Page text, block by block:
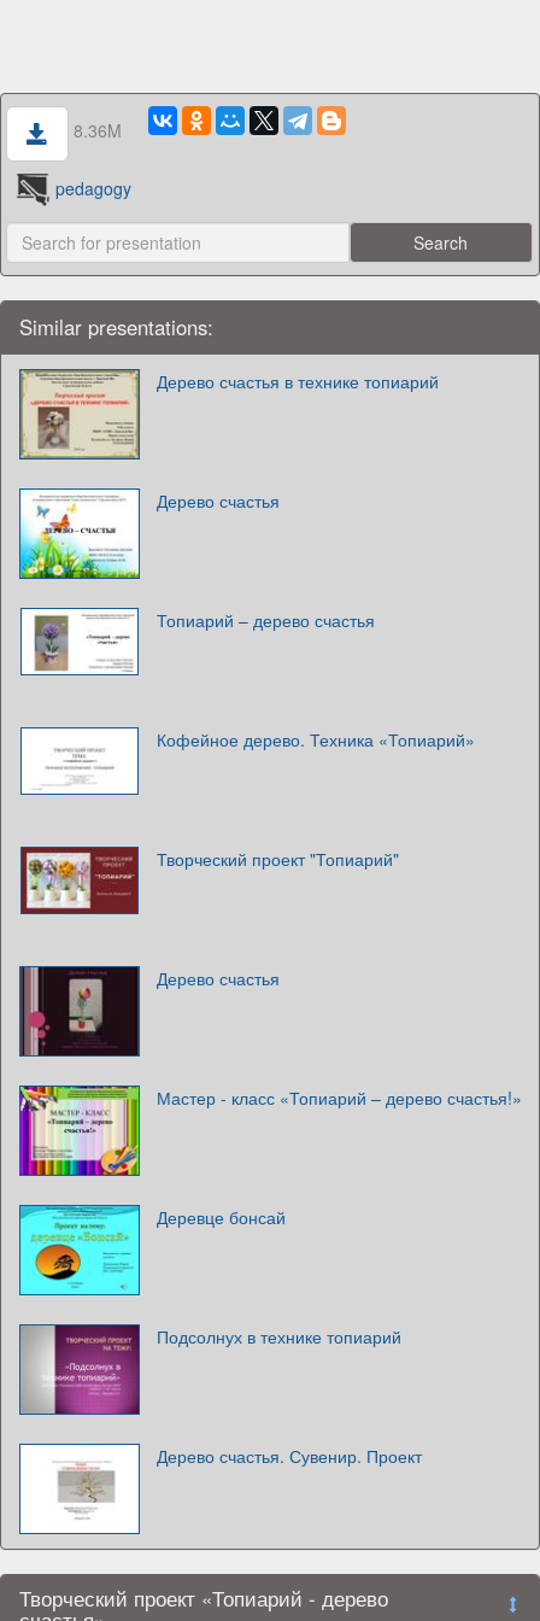
8.36M
pedagogy
Similar presentations:
Дерево счастья в технике топиарий
Дерево счастья
Топиарий – дерево счастья
Кофейное дерево. Техника «Топиарий»
Творческий проект "Топиарий"
Дерево счастья
Мастер - класс «Топиарий – дерево счастья!»
Деревце бонсай
Подсолнух в технике топиарий
Дерево счастья. Сувенир. Проект
Творческий проект «Топиарий - дерево